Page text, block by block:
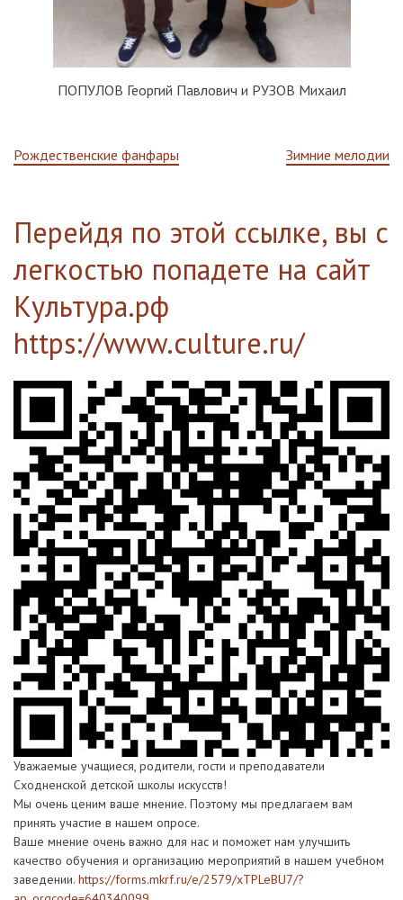
ПОПУЛОВ Георгий Павлович и РУЗОВ Михаил
Навигация
записям
Рождественские фанфары Зимние мелодии
Перейдя по этой ссылке, вы с
легкостью попадете на сайт
Культура.рф
https://www.culture.ru/
Уважаемые учащиеся, родители, гости и преподаватели
Сходненской детской школы искусств!
Мы очень ценим ваше мнение. Поэтому мы предлагаем вам
принять участие в нашем опросе.
Ваше мнение очень важно для нас и поможет нам улучшить
качество обучения и организацию мероприятий в нашем учебном
заведении. https://forms.mkrf.ru/e/2579/xTPLeBU7/?